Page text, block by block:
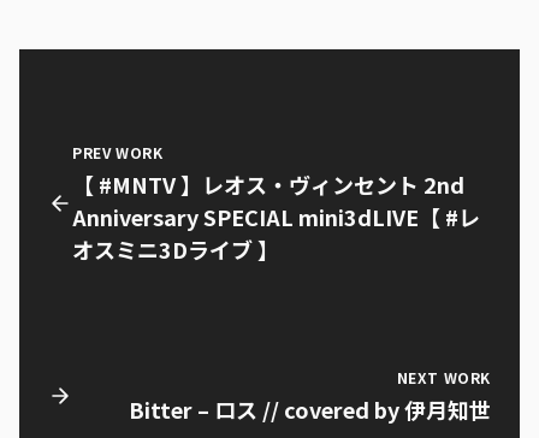
PREV WORK
【 #MNTV 】レオス・ヴィンセント 2nd
Anniversary SPECIAL mini3dLIVE【 #レ
オスミニ3Dライブ 】
NEXT WORK
Bitter – ロス // covered by 伊月知世